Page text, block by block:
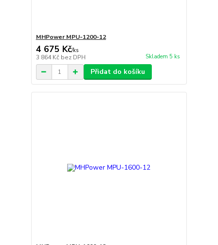
MHPower MPU-1200-12
4 675 Kč/ks
3 864 Kč bez DPH Skladem 5 ks
Přidat do košíku